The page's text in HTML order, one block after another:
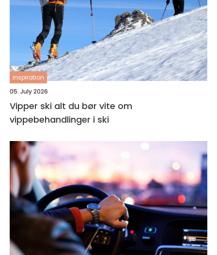
inspiration
05. July 2026
Vipper ski alt du bør vite om
vippebehandlinger i ski